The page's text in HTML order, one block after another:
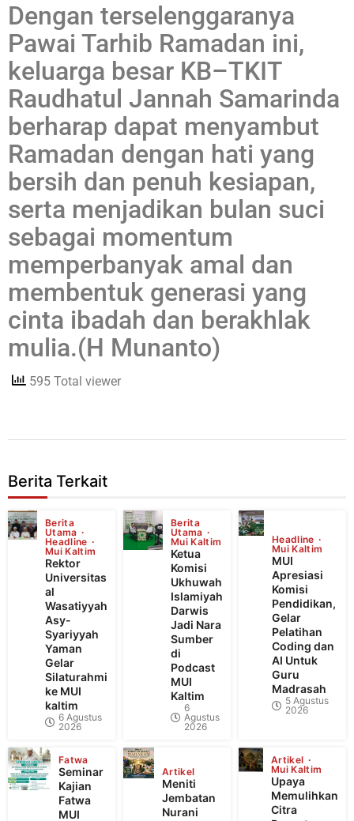
Dengan terselenggaranya
Pawai Tarhib Ramadan ini,
keluarga besar KB–TKIT
Raudhatul Jannah Samarinda
berharap dapat menyambut
Ramadan dengan hati yang
bersih dan penuh kesiapan,
serta menjadikan bulan suci
sebagai momentum
memperbanyak amal dan
membentuk generasi yang
cinta ibadah dan berakhlak
mulia.(H Munanto)
595 Total viewer
Berita Terkait
Berita
Utama
Headline
Mui Kaltim
Rektor
Universitas
al
Wasatiyyah
Asy-
Syariyyah
Yaman
Gelar
Silaturahmi
ke MUI
kaltim
6 Agustus
2026
Berita
Utama
Mui Kaltim
Ketua
Komisi
Ukhuwah
Islamiyah
Darwis
Jadi Nara
Sumber
di
Podcast
MUI
Kaltim
6
Agustus
2026
Headline
Mui Kaltim
MUI
Apresiasi
Komisi
Pendidikan,
Gelar
Pelatihan
Coding dan
AI Untuk
Guru
Madrasah
5 Agustus
2026
Fatwa
Seminar
Kajian
Fatwa
MUI
Artikel
Meniti
Jembatan
Nurani
Artikel
Mui Kaltim
Upaya
Memulihkan
Citra